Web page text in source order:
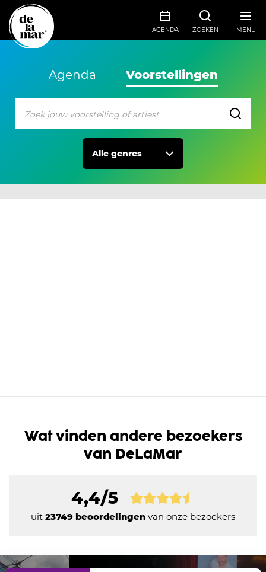
MENU
ZOEKEN
AGENDA
Agenda Voorstellingen
Alle genres
Wat vinden andere bezoekers
van DeLaMar
4,4/5
uit 23749 beoordelingen van onze bezoekers